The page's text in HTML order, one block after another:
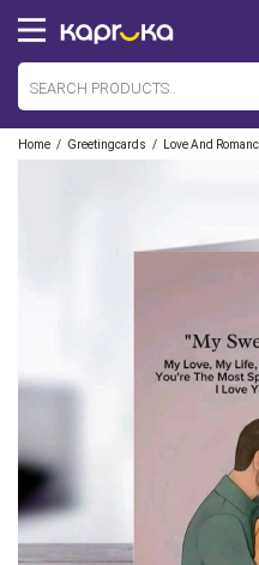
Home / Greetingcards /